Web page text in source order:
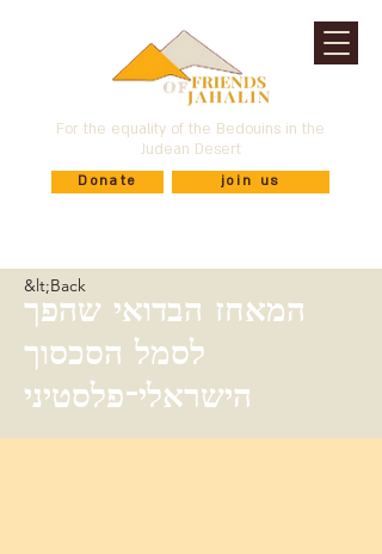
For the equality of the Bedouins in the
Judean Desert
Donate join us
&lt;Back
המאחז הבדואי שהפך
לסמל הסכסוך
הישראלי-פלסטיני